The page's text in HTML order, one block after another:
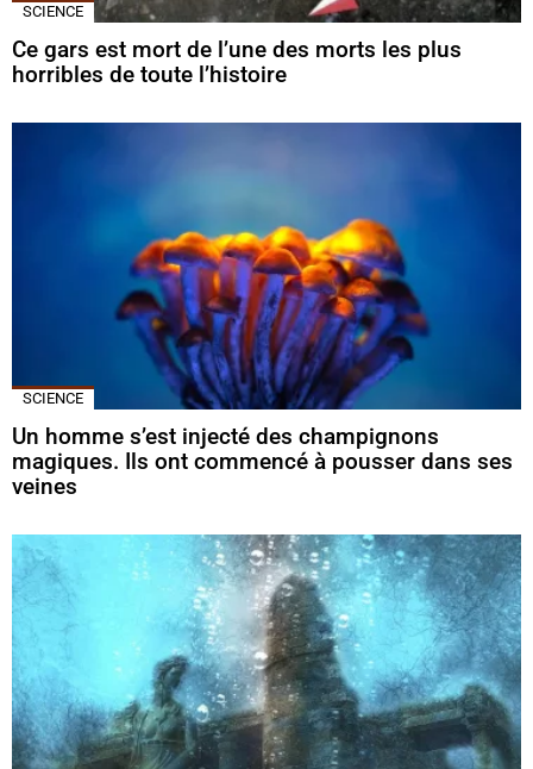
SCIENCE
Ce gars est mort de l’une des morts les plus
horribles de toute l’histoire
SCIENCE
Un homme s’est injecté des champignons
magiques. Ils ont commencé à pousser dans ses
veines